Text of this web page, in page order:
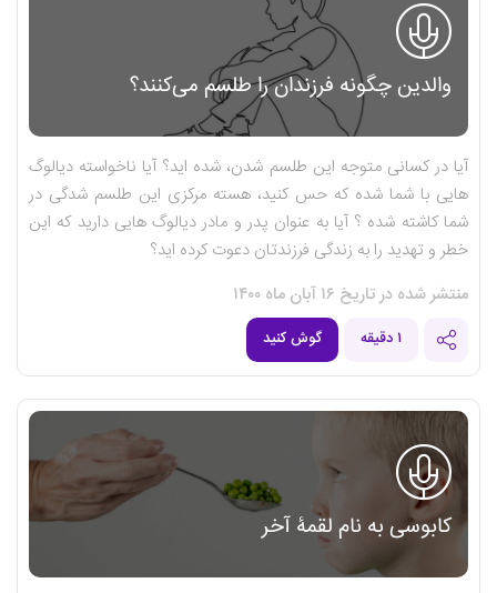
والدین چگونه فرزندان را طلسم می‌کنند؟
آیا در کسانی متوجه این طلسم شدن، شده اید؟ آیا ناخواسته دیالوگ
هایی با شما شده که حس کنید، هسته مرکزی این طلسم شدگی در
شما کاشته شده ؟ آیا به عنوان پدر و مادر دیالوگ هایی دارید که این
خطر و تهدید را به زندگی فرزندتان دعوت کرده اید؟
منتشر شده در تاریخ ۱۶ آبان ماه ۱۴۰۰
۱ دقیقه گوش کنید
کابوسی به نام لقمۀ آخر